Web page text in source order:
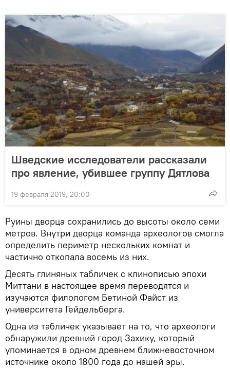
Шведские исследователи рассказали
про явление, убившее группу Дятлова
19 февраля 2019, 20:00
Руины дворца сохранились до высоты около семи
метров. Внутри дворца команда археологов смогла
определить периметр нескольких комнат и
частично откопала восемь из них.
Десять глиняных табличек с клинописью эпохи
Миттани в настоящее время переводятся и
изучаются филологом Бетиной Файст из
университета Гейдельберга.
Одна из табличек указывает на то, что археологи
обнаружили древний город Захику, который
упоминается в одном древнем ближневосточном
источнике около 1800 года до нашей эры.